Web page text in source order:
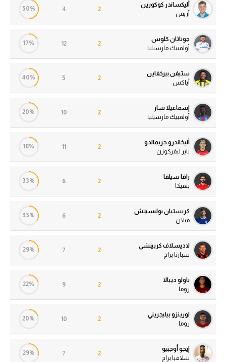
أليكساندر كوكورين
أريس
2
4
50%
جوناثان كلوس
أولمبيك مارسيليا
2
12
17%
ستيفن بيرخفاين
أياكس
2
5
40%
إسماعيلا سار
أولمبيك مارسيليا
2
10
20%
أليخاندرو جريمالدو
باير ليفركوزن
2
11
18%
رافا سيلفا
بنفيكا
2
6
33%
كريستيان بوليسيتش
ميلان
2
6
33%
لاديسلاف كرييتشي
سبارتا براج
2
7
29%
باولو ديبالا
روما
2
9
22%
لورينزو بيليجريني
روما
2
10
20%
إيجو أوجبيو
سلافيا براج
2
7
29%